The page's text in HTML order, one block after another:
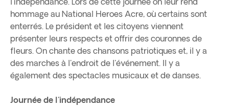
hommage au National Heroes Acre, où certains sont
enterrés. Le président et les citoyens viennent
présenter leurs respects et offrir des couronnes de
fleurs. On chante des chansons patriotiques et, il y a
des marches à l'endroit de l'événement. Il y a
également des spectacles musicaux et de danses.
Journée de l'indépendance